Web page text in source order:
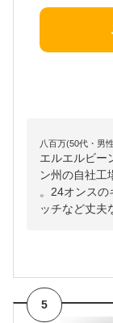
八百万(50代・男
エルエルビー
ン州の自社工
。24オンスの
ッチなど丈夫
5